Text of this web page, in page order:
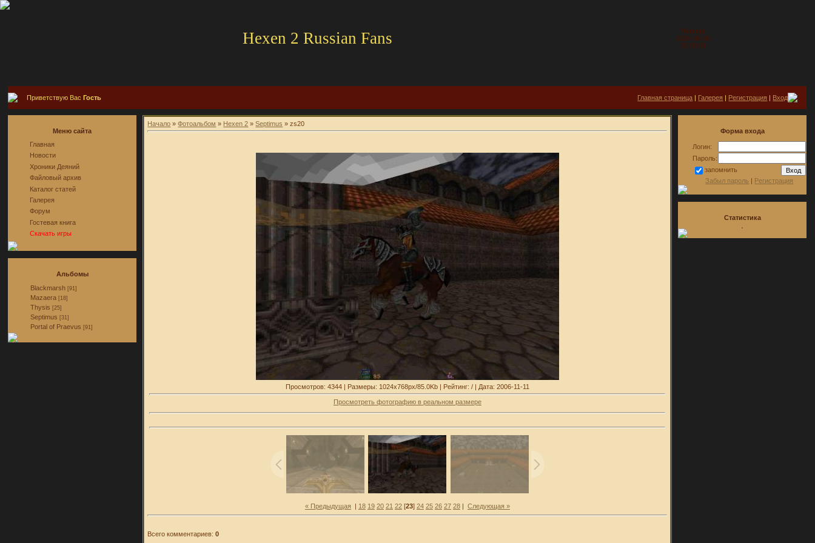
Hexen 2 Russian Fans
Четверг
2026-08-06
20:09:08
Приветствую ВасГость Главная страница | Галерея | Регистрация | Вход
Меню сайта
Главная
Новости
Хроники Деяний
Файловый архив
Каталог статей
Галерея
Форум
Гостевая книга
Скачать игры
Альбомы
Blackmarsh [91]
Mazaera [18]
Thysis [25]
Septimus [31]
Portal of Praevus [91]
Начало »Фотоальбом » Hexen 2 »Septimus » zs20
Просмотров: 4344 | Размеры: 1024x768px/85.0Kb | Рейтинг: / | Дата: 2006-11-11
Просмотреть фотографию в реальном размере
« Предыдущая | 18 19 20 21 22[23] 24 25 26 27 28| Следующая »
Всего комментариев:0
Форма входа
Логин:
Пароль:
запомнить
Забыл пароль | Регистрация
Статистика